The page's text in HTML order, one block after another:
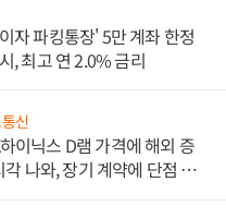
자 파킹통장' 5만 계좌 한정
, 최고 연 2.0% 금리
신
이닉스 D램 가격에 해외 증
나와, 장기 계약에 단점 부